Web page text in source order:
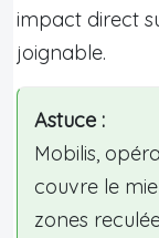
impact direct
joignable.
Astuce :
Mobilis,
couvre le
zones